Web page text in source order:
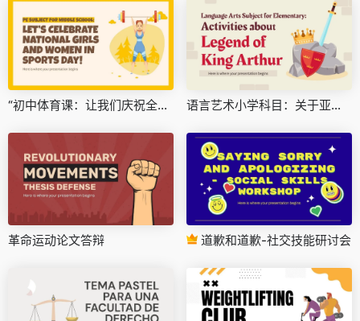
“初中体育课：让我们庆祝全国女生运动会！ 语言艺术小学科目：关于亚瑟王传说的活动
革命运动论文答辩 道歉和道歉-社交技能研讨会